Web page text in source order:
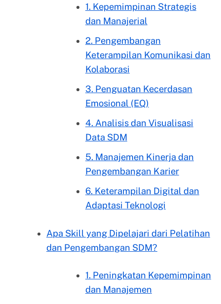
1. Kepemimpinan Strategis
dan Manajerial
2. Pengembangan
Keterampilan Komunikasi dan
Kolaborasi
3. Penguatan Kecerdasan
Emosional (EQ)
4. Analisis dan Visualisasi
Data SDM
5. Manajemen Kinerja dan
Pengembangan Karier
6. Keterampilan Digital dan
Adaptasi Teknologi
Apa Skill yang Dipelajari dari Pelatihan
dan Pengembangan SDM?
1. Peningkatan Kepemimpinan
dan Manajemen